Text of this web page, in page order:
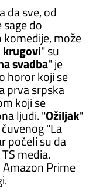
da sve, od
do
može
krugovi" su
svadba" je
horor koji se
prva srpska
koji se
ljudi. "Ožiljak"
"La
počeli su da
media.
Prime